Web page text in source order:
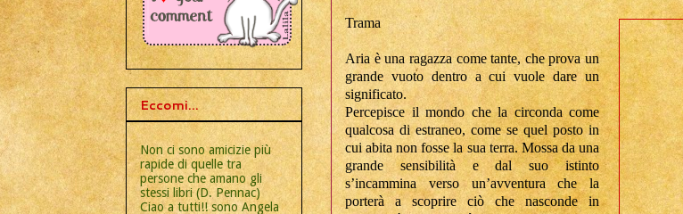
Trama
Aria è una ragazza come tante, che prova un
grande vuoto dentro a cui vuole dare un
significato.
Percepisce il mondo che la circonda come
qualcosa di estraneo, come se quel posto in
cui abita non fosse la sua terra. Mossa da una
grande sensibilità e dal suo istinto
s’incammina verso un’avventura che la
porterà a scoprire ciò che nasconde in
Eccomi...
Non ci sono amicizie più
rapide di quelle tra
persone che amano gli
stessi libri (D. Pennac)
Ciao a tutti!! sono Angela